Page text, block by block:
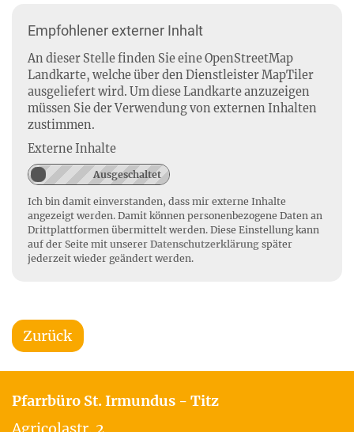
Empfohlener externer Inhalt
An dieser Stelle finden Sie eine OpenStreetMap
Landkarte, welche über den Dienstleister MapTiler
ausgeliefert wird. Um diese Landkarte anzuzeigen
müssen Sie der Verwendung von externen Inhalten
zustimmen.
Externe Inhalte
Ich bin damit einverstanden, dass mir externe Inhalte
angezeigt werden. Damit können personenbezogene Daten an
Drittplattformen übermittelt werden. Diese Einstellung kann
auf der Seite mit unserer Datenschutzerklärung später
jederzeit wieder geändert werden.
Zurück
Pfarrbüro St. Irmundus - Titz